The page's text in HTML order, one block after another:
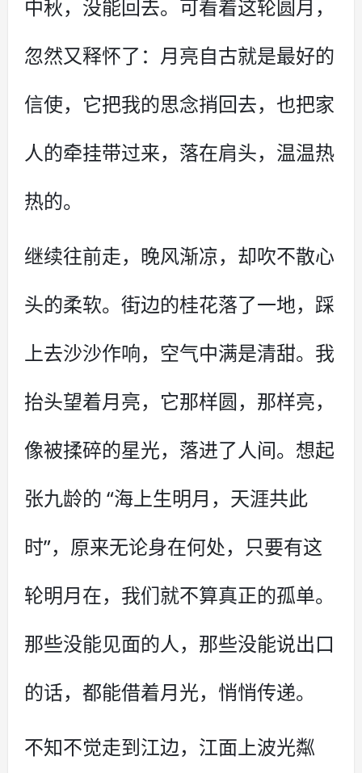
中秋，没能回去。可看着这轮圆月，
忽然又释怀了：月亮自古就是最好的
信使，它把我的思念捎回去，也把家
人的牵挂带过来，落在肩头，温温热
热的。
继续往前走，晚风渐凉，却吹不散心
头的柔软。街边的桂花落了一地，踩
上去沙沙作响，空气中满是清甜。我
抬头望着月亮，它那样圆，那样亮，
像被揉碎的星光，落进了人间。想起
张九龄的 “海上生明月，天涯共此
时”，原来无论身在何处，只要有这
轮明月在，我们就不算真正的孤单。
那些没能见面的人，那些没能说出口
的话，都能借着月光，悄悄传递。
不知不觉走到江边，江面上波光粼